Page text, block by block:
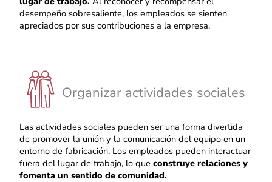
desempeño sobresaliente, los empleados se sienten
apreciados por sus contribuciones a la empresa.
Organizar actividades sociales
Las actividades sociales pueden ser una forma divertida
de promover la unión y la comunicación del equipo en un
entorno de fabricación. Los empleados pueden interactuar
fuera del lugar de trabajo, lo queconstruye relaciones y
fomenta un sentido de comunidad.